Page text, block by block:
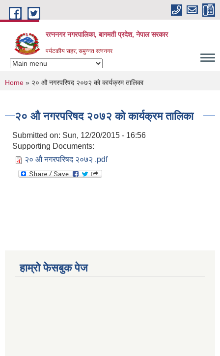
Skip to main content
रत्ननगर नगरपालिका, बागमती प्रदेश, नेपाल सरकार
पर्यटकीय सहर; समुन्नत रत्ननगर
You are here
Home » २० औ नगरपरिषद २०७२ को कार्यक्रम तालिका
२० औ नगरपरिषद २०७२ को कार्यक्रम तालिका
Submitted on: Sun, 12/20/2015 - 16:56
Supporting Documents:
२० औ नगरपरिषद २०७२ .pdf
हाम्रो फेसबुक पेज